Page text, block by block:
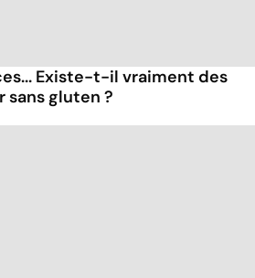
Existe-t-il vraiment des
sans gluten ?